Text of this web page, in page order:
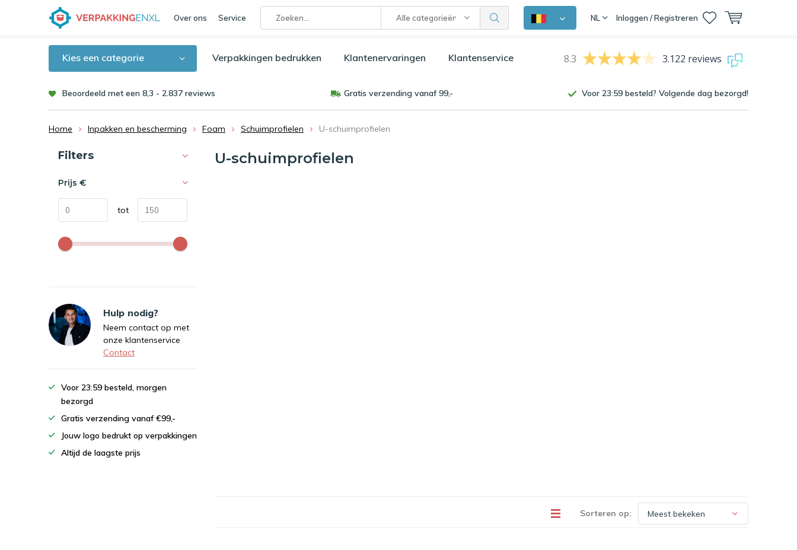
Over ons Service Alle categorieën NL Inloggen / Registreren
Kies een categorie Verpakkingen bedrukken Klantenervaringen Klantenservice 8.3 3.122 reviews
Beoordeeld met een 8,3 - 2.837 reviews Gratis verzending vanaf 99,- Voor 23:59 besteld? Volgende dag bezorgd!
Home Inpakken en bescherming Foam Schuimprofielen U-schuimprofielen
U-schuimprofielen
Sorteren op:
Sorteren op:
Filters
Prijs €
tot
Hulp nodig?
Neem contact op met
onze klantenservice
Contact
Voor 23:59 besteld, morgen
bezorgd
Gratis verzending vanaf €99,-
Jouw logo bedrukt op verpakkingen
Altijd de laagste prijs